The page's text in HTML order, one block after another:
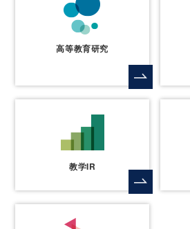
高等教育研究
教学IR